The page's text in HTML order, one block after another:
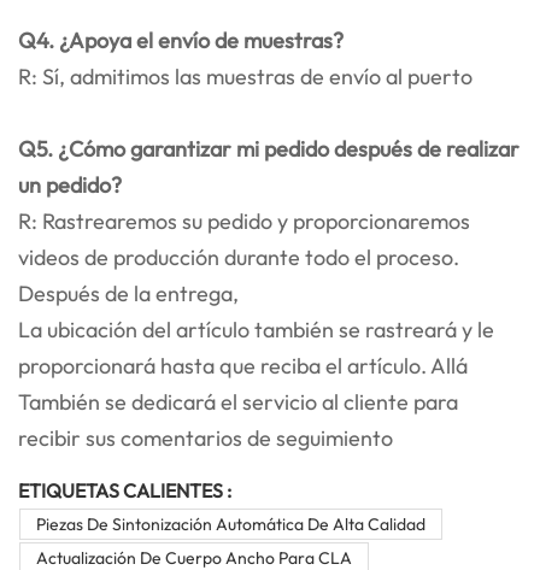
Q4. ¿Apoya el envío de muestras?
R: Sí, admitimos las muestras de envío al puerto
Q5. ¿Cómo garantizar mi pedido después de realizar
un pedido?
R: Rastrearemos su pedido y proporcionaremos
videos de producción durante todo el proceso.
Después de la entrega,
La ubicación del artículo también se rastreará y le
proporcionará hasta que reciba el artículo. Allá
También se dedicará el servicio al cliente para
recibir sus comentarios de seguimiento
ETIQUETAS CALIENTES :
Piezas De Sintonización Automática De Alta Calidad
Actualización De Cuerpo Ancho Para CLA